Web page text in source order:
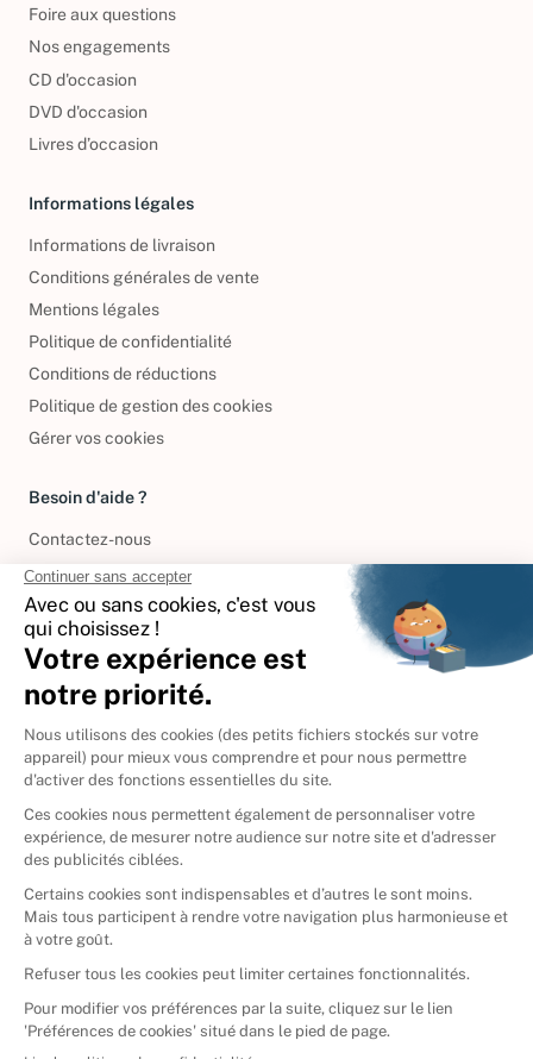
Foire aux questions
Nos engagements
CD d'occasion
DVD d'occasion
Livres d’occasion
Informations légales
Informations de livraison
Conditions générales de vente
Mentions légales
Politique de confidentialité
Conditions de réductions
Politique de gestion des cookies
Gérer vos cookies
Besoin d'aide ?
Contactez-nous
International
🇪🇸Espagne
🇮🇹Italie
Donner vos livres